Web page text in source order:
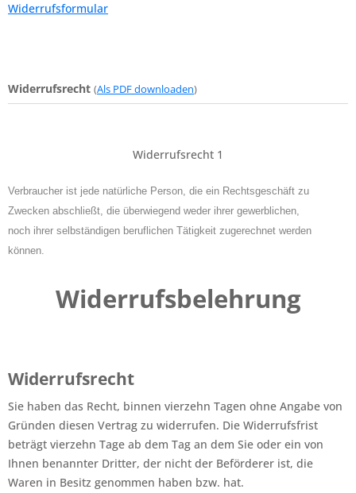
Widerrufsformular
Widerrufsrecht (Als PDF downloaden)
Widerrufsrecht 1
Verbraucher ist jede natürliche Person, die ein Rechtsgeschäft zu
Zwecken abschließt, die überwiegend weder ihrer gewerblichen,
noch ihrer selbständigen beruflichen Tätigkeit zugerechnet werden
können.
Widerrufsbelehrung
Widerrufsrecht
Sie haben das Recht, binnen vierzehn Tagen ohne Angabe von
Gründen diesen Vertrag zu widerrufen. Die Widerrufsfrist
beträgt vierzehn Tage ab dem Tag an dem Sie oder ein von
Ihnen benannter Dritter, der nicht der Beförderer ist, die
Waren in Besitz genommen haben bzw. hat.